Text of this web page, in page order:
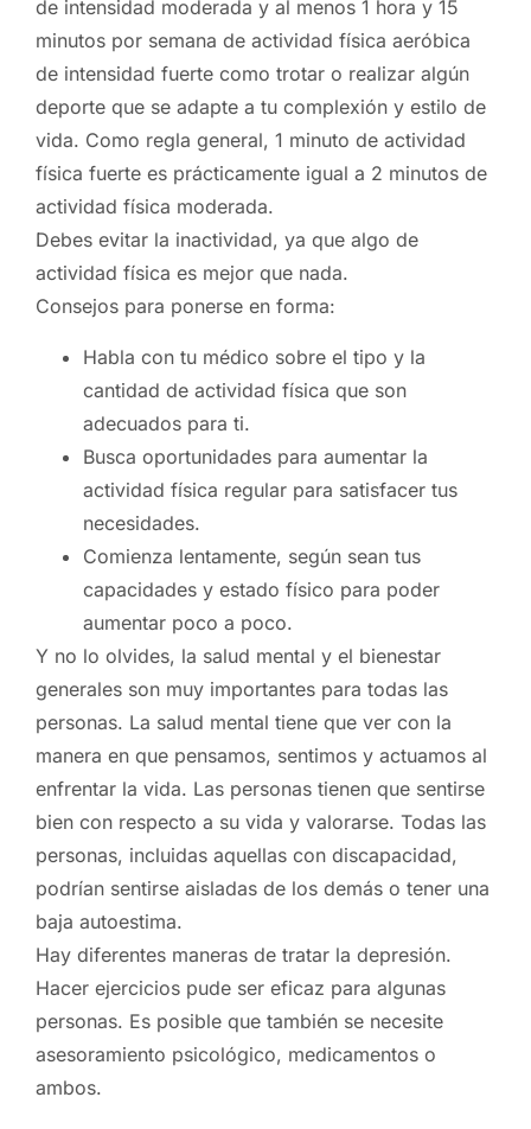
de intensidad moderada y al menos 1 hora y 15
minutos por semana de actividad física aeróbica
de intensidad fuerte como trotar o realizar algún
deporte que se adapte a tu complexión y estilo de
vida. Como regla general, 1 minuto de actividad
física fuerte es prácticamente igual a 2 minutos de
actividad física moderada.
Debes evitar la inactividad, ya que algo de
actividad física es mejor que nada.
Consejos para ponerse en forma:
Habla con tu médico sobre el tipo y la
cantidad de actividad física que son
adecuados para ti.
Busca oportunidades para aumentar la
actividad física regular para satisfacer tus
necesidades.
Comienza lentamente, según sean tus
capacidades y estado físico para poder
aumentar poco a poco.
Y no lo olvides, la salud mental y el bienestar
generales son muy importantes para todas las
personas. La salud mental tiene que ver con la
manera en que pensamos, sentimos y actuamos al
enfrentar la vida. Las personas tienen que sentirse
bien con respecto a su vida y valorarse. Todas las
personas, incluidas aquellas con discapacidad,
podrían sentirse aisladas de los demás o tener una
baja autoestima.
Hay diferentes maneras de tratar la depresión.
Hacer ejercicios pude ser eficaz para algunas
personas. Es posible que también se necesite
asesoramiento psicológico, medicamentos o
ambos.